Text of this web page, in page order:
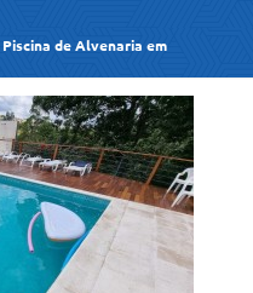
de Alvenaria em